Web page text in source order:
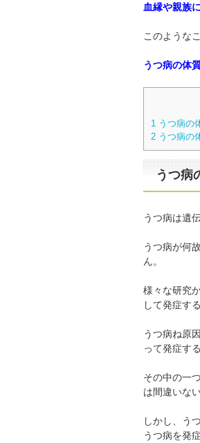
血縁や親族
このような
うつ病の体
1 うつ病の
2 うつ病の
うつ病
うつ病は遺
うつ病が何
ん。
様々な研究
して発症す
うつ病ね原
って発症す
その中の一
は間違いな
しかし、う
うつ病を発